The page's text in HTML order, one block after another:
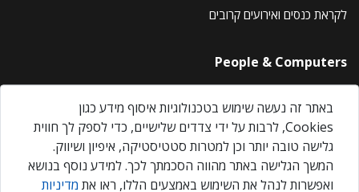
לקראת כנסים ואירועים קרובים
People & Computers
About Us
Privacy Policy
Contact Us
Our Events
באתר זה נעשה שימוש בטכנולוגיות איסוף מידע כגון
Cookies, לרבות על ידי צדדים שלישיים, כדי לספק לך חווית
גלישה טובה יותר וכן למטרות סטטיסטיקה, איפיון ושיווק.
המשך הגלישה באתר מהווה הסכמתך לכך. למידע נוסף בנושא
ואפשרות לנהל את השימוש באמצעים הללו, ראו את מדיניות